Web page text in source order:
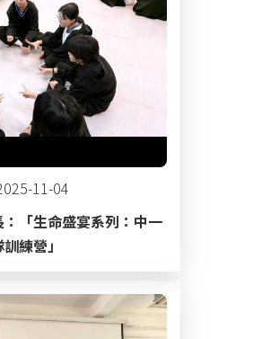
11-04
「生命盛宴系列：中一
練營」